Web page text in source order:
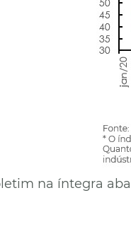
na íntegra